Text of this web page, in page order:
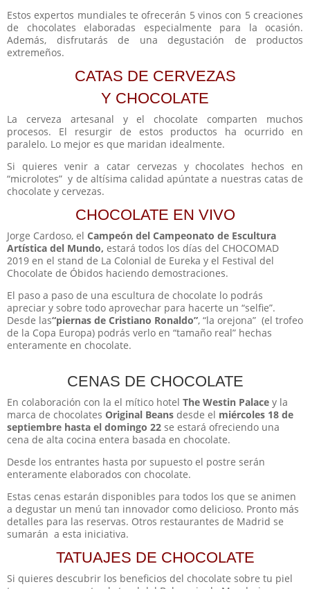
Estos expertos mundiales te ofrecerán 5 vinos con 5 creaciones
de chocolates elaboradas especialmente para la ocasión.
Además, disfrutarás de una degustación de productos
extremeños.
CATAS DE CERVEZAS
Y CHOCOLATE
La cerveza artesanal y el chocolate comparten muchos
procesos. El resurgir de estos productos ha ocurrido en
paralelo. Lo mejor es que maridan idealmente.
Si quieres venir a catar cervezas y chocolates hechos en
“microlotes” y de altísima calidad apúntate a nuestras catas de
chocolate y cervezas.
CHOCOLATE EN VIVO
Jorge Cardoso, el Campeón del Campeonato de Escultura
Artística del Mundo, estará todos los días del CHOCOMAD
2019 en el stand de La Colonial de Eureka y el Festival del
Chocolate de Óbidos haciendo demostraciones.
El paso a paso de una escultura de chocolate lo podrás
apreciar y sobre todo aprovechar para hacerte un “selfie”.
Desde las“piernas de Cristiano Ronaldo”, “la orejona” (el trofeo
de la Copa Europa) podrás verlo en “tamaño real” hechas
enteramente en chocolate.
CENAS DE CHOCOLATE
En colaboración con la el mítico hotel The Westin Palace y la
marca de chocolates Original Beans desde el miércoles 18 de
septiembre hasta el domingo 22 se estará ofreciendo una
cena de alta cocina entera basada en chocolate.
Desde los entrantes hasta por supuesto el postre serán
enteramente elaborados con chocolate.
Estas cenas estarán disponibles para todos los que se animen
a degustar un menú tan innovador como delicioso. Pronto más
detalles para las reservas. Otros restaurantes de Madrid se
sumarán a esta iniciativa.
TATUAJES DE CHOCOLATE
Si quieres descubrir los beneficios del chocolate sobre tu piel